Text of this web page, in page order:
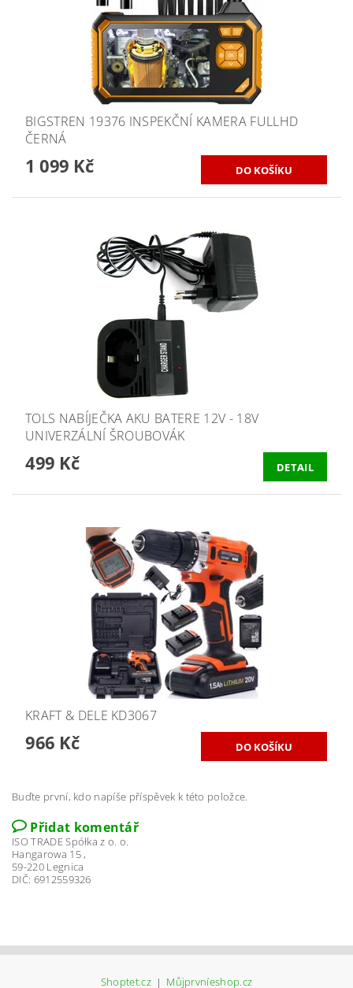
BIGSTREN 19376 INSPEKČNÍ KAMERA FULLHD
ČERNÁ
1 099 Kč
TOLS NABÍJEČKA AKU BATERE 12V - 18V
UNIVERZÁLNÍ ŠROUBOVÁK
499 Kč DETAIL
KRAFT & DELE KD3067
966 Kč
Buďte první, kdo napíše příspěvek k této položce.
Přidat komentář
ISO TRADE Spółka z o. o.
Hangarowa 15 ,
59-220 Legnica
DIČ: 6912559326
Shoptet.cz | Můjprvníeshop.cz